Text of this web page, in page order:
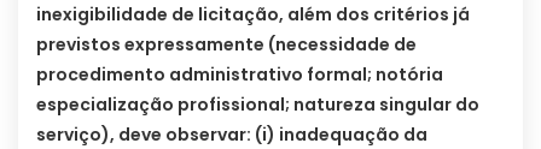
inexigibilidade de licitação, além dos critérios já
previstos expressamente (necessidade de
procedimento administrativo formal; notória
especialização profissional; natureza singular do
serviço), deve observar: (i) inadequação da